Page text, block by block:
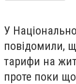
У
повідомили,
тарифи на
проте поки